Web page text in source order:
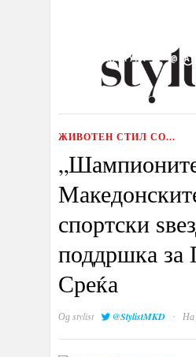
КУЛТУРА
ИЗЛОГ
ЖИВОТЕН СТИЛ СО...
спортски
поддршка за
Среќа
Одstylist @StylistMKD · На